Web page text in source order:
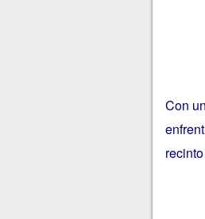
Con